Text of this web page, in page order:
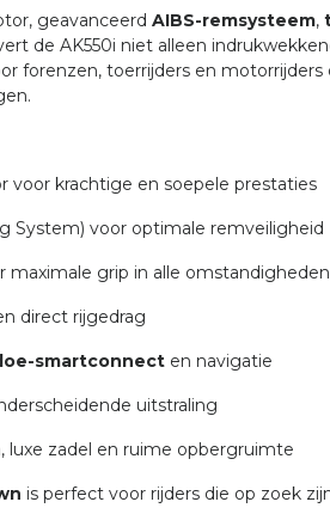
geavanceerd AIBS-remsysteem,
de AK550i niet alleen
forenzen, toerrijders en motorrijders
voor krachtige en soepele prestaties
System) voor optimale remveiligheid
maximale grip in alle omstandigheden
direct rijgedrag
smartconnect en navigatie
uitstraling
luxe zadel en ruime opbergruimte
is perfect voor rijders die op zoek